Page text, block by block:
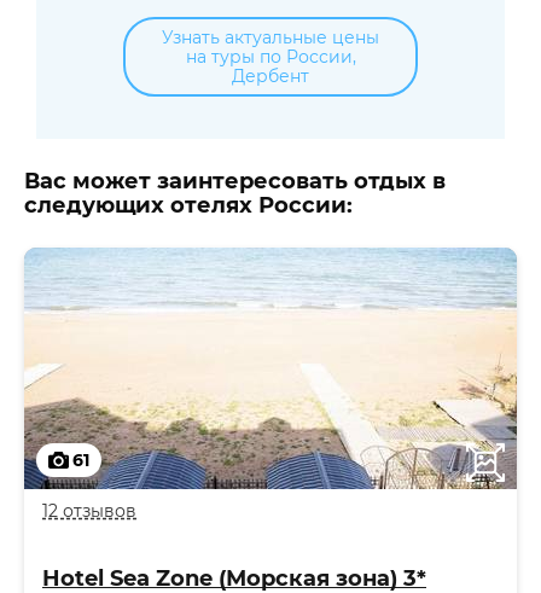
Узнать актуальные цены
на туры по России,
Дербент
Вас может заинтересовать отдых в
следующих отелях России:
61
12 отзывов
Hotel Sea Zone (Морская зона) 3*